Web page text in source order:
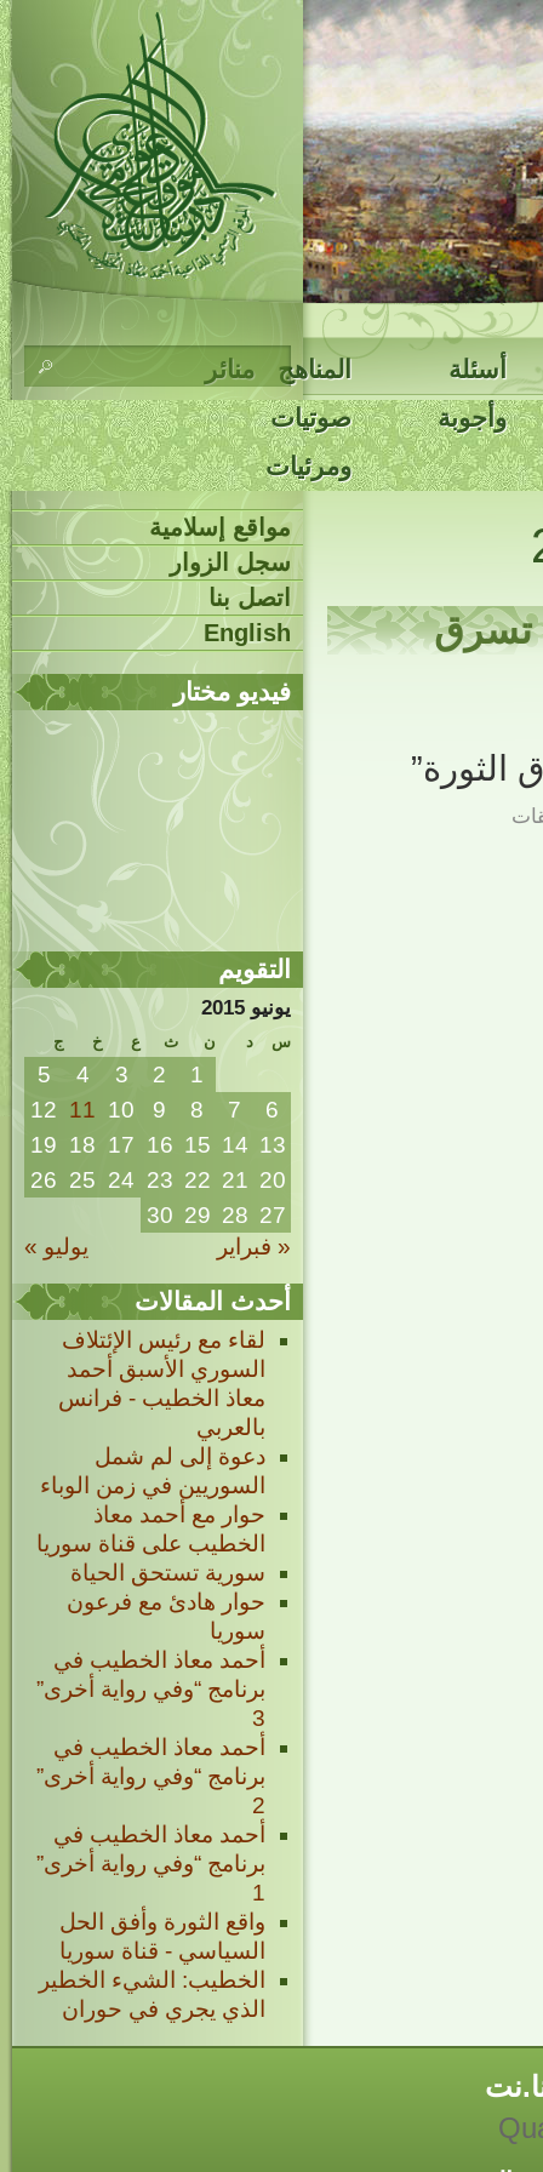
أسئلة
وأجوبة
المناهج
منائر
صوتيات
ومرئيات
تسرق
مواقع إسلامية
سجل الزوار
اتصل بنا
English
فيديو مختار
التقويم
يونيو 2015
س د ن ث ع خ ج
« فبراير يوليو »
1
2
3
4
5
6
7
8
9
10
11
12
13
14
15
16
17
18
19
20
21
22
23
24
25
26
27
28
29
30
أحدث المقالات
لقاء مع رئيس الإئتلاف
السوري الأسبق أحمد
معاذ الخطيب - فرانس
بالعربي
دعوة إلى لم شمل
السوريين في زمن الوباء
حوار مع أحمد معاذ
الخطيب على قناة سوريا
سورية تستحق الحياة
حوار هادئ مع فرعون
سوريا
أحمد معاذ الخطيب في
برنامج “وفي رواية أخرى”
3
أحمد معاذ الخطيب في
برنامج “وفي رواية أخرى”
2
أحمد معاذ الخطيب في
برنامج “وفي رواية أخرى”
1
واقع الثورة وأفق الحل
السياسي - قناة سوريا
الخطيب: الشيء الخطير
الذي يجري في حوران